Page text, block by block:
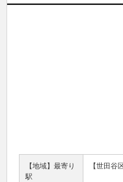
【地域】最寄り
駅
【世田谷